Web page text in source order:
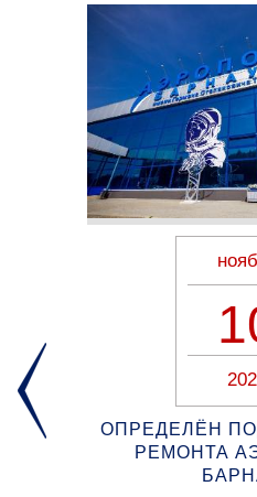
ОПРЕДЕЛЁН
РЕМОНТА